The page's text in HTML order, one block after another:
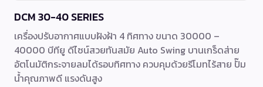
DCM 30-40 SERIES
เครื่องปรับอากาศแบบฝังฝ้า 4 ทิศทาง ขนาด 30000 –
40000 บีทียู ดีไซน์สวยทันสมัย Auto Swing บานเกร็ดส่าย
อัตโนมัติกระจายลมได้รอบทิศทาง ควบคุมด้วยรีโมทไร้สาย ปั๊ม
น้ำคุณภาพดี แรงดันสูง